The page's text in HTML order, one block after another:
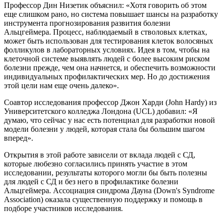
Профессор Дин Низетик объяснил: «Хотя говорить об этом
еще слишком рано, но система повышает шансы на разработку
инструмента прогнозирования развития болезни
Альцгеймера. Процесс, наблюдаемый в стволовых клетках,
может быть использован для тестирования клеток волосяных
фолликулов в лабораторных условиях. Идея в том, чтобы на
клеточной системе выявлять людей с более высоким риском
болезни прежде, чем она начнется, и обеспечить возможности
индивидуальных профилактических мер. Но до достижения
этой цели нам еще очень далеко».
Соавтор исследования профессор Джон Харди (John Hardy) из
Университетского колледжа Лондона (UCL) добавил: «Я
думаю, что сейчас у нас есть потенциал для разработки новой
модели болезни у людей, которая стала бы большим шагом
вперед».
Открытия в этой работе зависели от вклада людей с СД,
которые любезно согласились принять участие в этом
исследовании, результаты которого могли бы быть полезны
для людей с СД и без него в профилактике болезни
Альцгеймера. Ассоциация синдрома Дауна (Down's Syndrome
Association) оказала существенную поддержку и помощь в
подборе участников исследования.